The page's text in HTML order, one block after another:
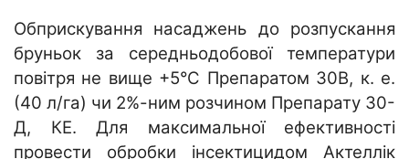
Обприскування насаджень до розпускання
бруньок за середньодобової температури
повітря не вище +5°C Препаратом 30В, к. е.
(40 л/га) чи 2%-ним розчином Препарату 30-
Д, КЕ. Для максимальної ефективності
провести обробки інсектицидом Актеллік